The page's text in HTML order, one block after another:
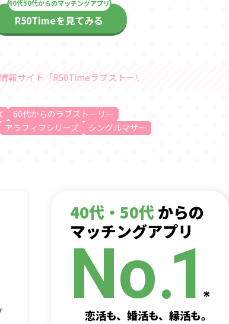
R50Timeを見てみる
ラブストーリー」随時更新中
60代からのラブストーリー
アラフィフシリーズ
シングルマザー
40代・50代 からの
マッチングアプリ
No.1
恋活も、婚活も、縁活も。